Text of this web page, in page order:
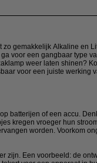
zo gemakkelijk Alkaline en
voor een gangbaar type
weer laten shinen?
voor een juiste werking
batterijen of een accu.
kregen vroeger hun
worden. Voorkom
zijn. Een voorbeeld: de